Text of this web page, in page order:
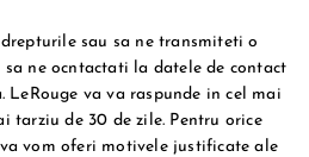
sau sa ne transmiteti o
ne ocntactati la datele de contact
LeRouge va va raspunde in cel mai
tarziu de 30 de zile. Pentru orice
vom oferi motivele justificate ale